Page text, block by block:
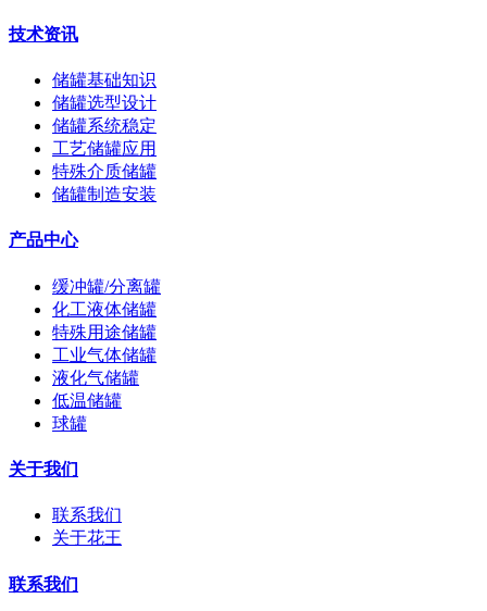
技术资讯
储罐基础知识
储罐选型设计
储罐系统稳定
工艺储罐应用
特殊介质储罐
储罐制造安装
产品中心
缓冲罐/分离罐
化工液体储罐
特殊用途储罐
工业气体储罐
液化气储罐
低温储罐
球罐
关于我们
联系我们
关于花王
联系我们